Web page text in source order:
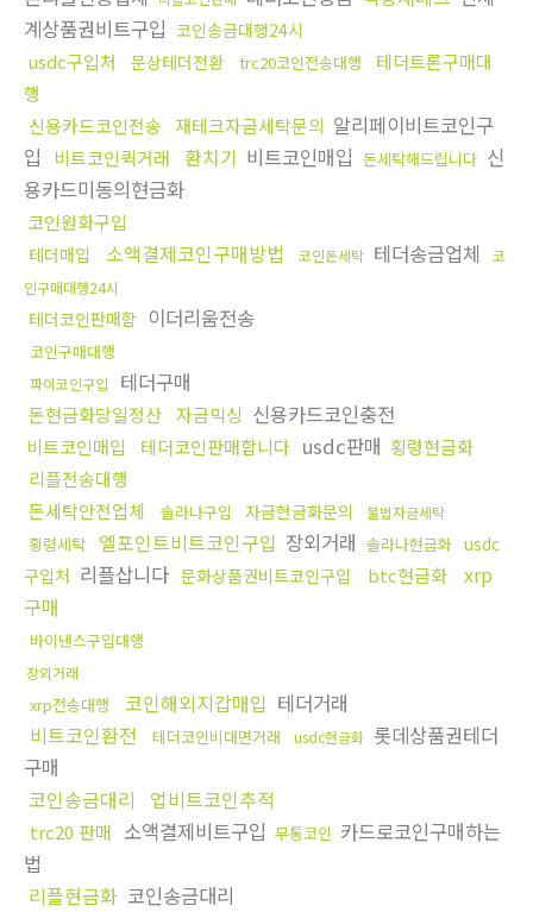
계상품권비트구입 코인송금대행24시
usdc구입처 문상테더전환 trc20코인전송대행
테더트론구매대
행
신용카드코인전송
재테크자금세탁문의 알리페이비트코인구
입
비트코인퀵거래 환치기 비트코인매입 돈세탁해드립니다 신
용카드미동의현금화
코인원화구입
테더매입 소액결제코인구매방법 코인돈세탁 테더송금업체
코
인구매대행24시
테더코인판매함 이더리움전송
코인구매대행
파이코인구입 테더구매
돈현금화당일정산 자금믹싱 신용카드코인충전
비트코인매입 테더코인판매합니다 usdc판매 횡령현금화
리플전송대행
돈세탁안전업체
솔라나구입 자금현금화문의 불법자금세탁
횡령세탁 엘포인트비트코인구입 장외거래 솔라나현금화 usdc
구입처 리플삽니다 문화상품권비트코인구입 btc현금화
xrp
구매
바이낸스구입대행
장외거래
xrp전송대행 코인해외지갑매입 테더거래
비트코인환전
테더코인비대면거래 usdc현금화 롯데상품권테더
구매
코인송금대리
업비트코인추적
trc20 판매 소액결제비트구입 무통코인 카드로코인구매하는
법
리플현금화 코인송금대리